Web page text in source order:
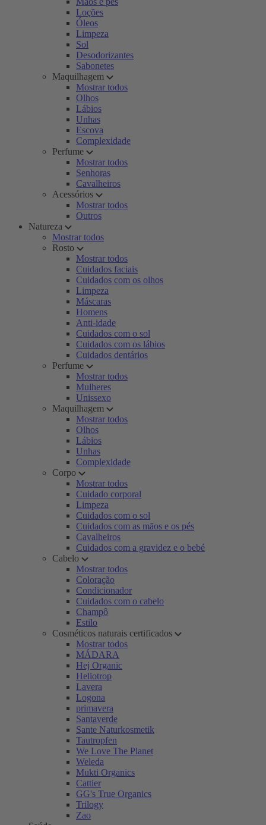
Loções
Óleos
Limpeza
Sol
Desodorizantes
Sabonetes
Maquilhagem
Mostrar todos
Olhos
Lábios
Unhas
Escova
Complexidade
Perfume
Mostrar todos
Senhoras
Cavalheiros
Acessórios
Mostrar todos
Outros
Natureza
Mostrar todos
Rosto
Mostrar todos
Cuidados faciais
Cuidados com os olhos
Limpeza
Máscaras
Homens
Anti-idade
Cuidados com o sol
Cuidados com os lábios
Cuidados dentários
Perfume
Mostrar todos
Mulheres
Unissexo
Maquilhagem
Mostrar todos
Olhos
Lábios
Unhas
Complexidade
Corpo
Mostrar todos
Cuidado corporal
Limpeza
Cuidados com o sol
Cuidados com as mãos e os pés
Cavalheiros
Cuidados com a gravidez e o bebé
Cabelo
Mostrar todos
Coloração
Condicionador
Cuidados com o cabelo
Champô
Estilo
Cosméticos naturais certificados
Mostrar todos
MÁDARA
Hej Organic
Heliotrop
Lavera
Logona
primavera
Santaverde
Sante Naturkosmetik
Tautropfen
We Love The Planet
Weleda
Mukti Organics
Cattier
GG's True Organics
Trilogy
Zao